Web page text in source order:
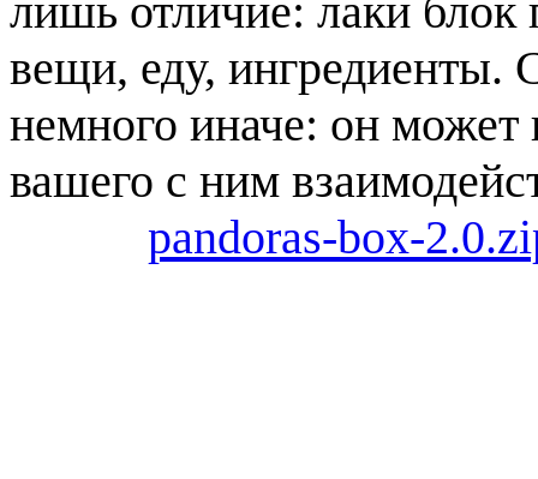
лишь отличие: лаки
вещи, еду,
немного иначе: он может
вашего с ним
pandoras-box-